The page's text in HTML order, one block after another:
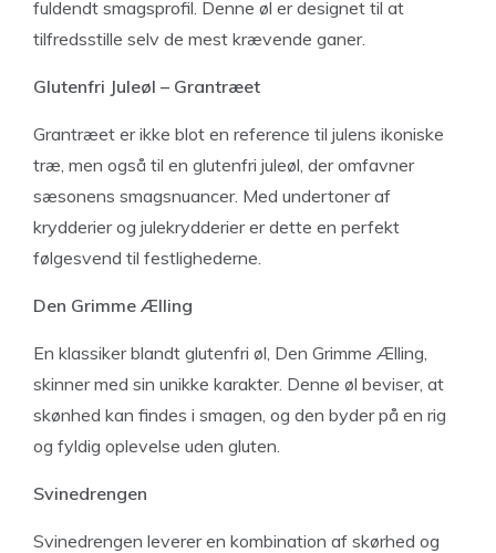
fuldendt smagsprofil. Denne øl er designet til at
tilfredsstille selv de mest krævende ganer.
Glutenfri Juleøl – Grantræet
Grantræet er ikke blot en reference til julens ikoniske
træ, men også til en glutenfri juleøl, der omfavner
sæsonens smagsnuancer. Med undertoner af
krydderier og julekrydderier er dette en perfekt
følgesvend til festlighederne.
Den Grimme Ælling
En klassiker blandt glutenfri øl, Den Grimme Ælling,
skinner med sin unikke karakter. Denne øl beviser, at
skønhed kan findes i smagen, og den byder på en rig
og fyldig oplevelse uden gluten.
Svinedrengen
Svinedrengen leverer en kombination af skørhed og